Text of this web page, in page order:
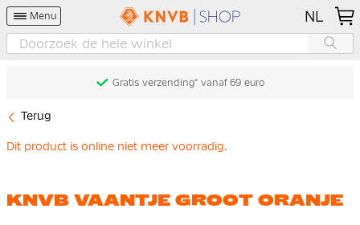
Menu NL
Gratis verzending* vanaf 69 euro
Terug
Dit product is online niet meer voorradig.
KNVB VAANTJE GROOT ORANJE